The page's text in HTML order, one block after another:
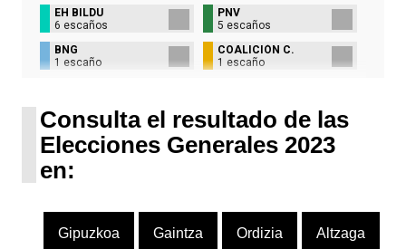
EH BILDU
6 escaños
PNV
5 escaños
BNG
1 escaño
COALICIÓN C.
1 escaño
Consulta el resultado de las
Elecciones Generales 2023
en:
Gipuzkoa Gaintza Ordizia Altzaga